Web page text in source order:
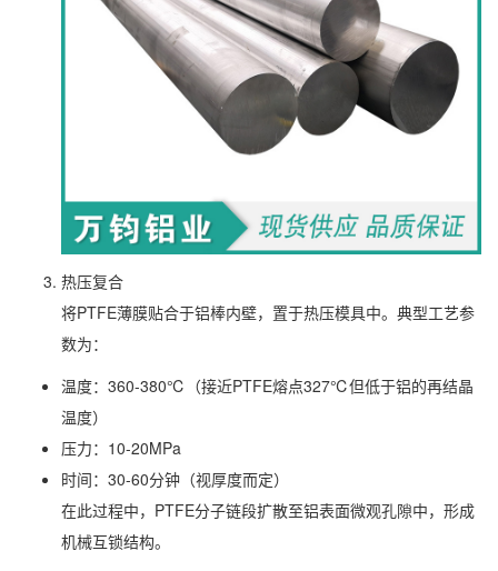
热压复合
将PTFE薄膜贴合于铝棒内壁，置于热压模具中。典型工艺参
数为：
温度：360-380℃（接近PTFE熔点327℃但低于铝的再结晶
温度）
压力：10-20MPa
时间：30-60分钟（视厚度而定）
在此过程中，PTFE分子链段扩散至铝表面微观孔隙中，形成
机械互锁结构。